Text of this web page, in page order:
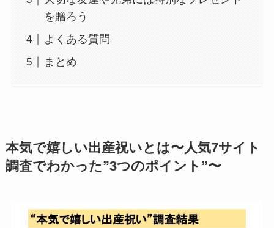
を贈ろう
よくある質問
まとめ
本気で嬉しい出産祝いとは〜人気7サイト
調査でわかった”3つのポイント”〜